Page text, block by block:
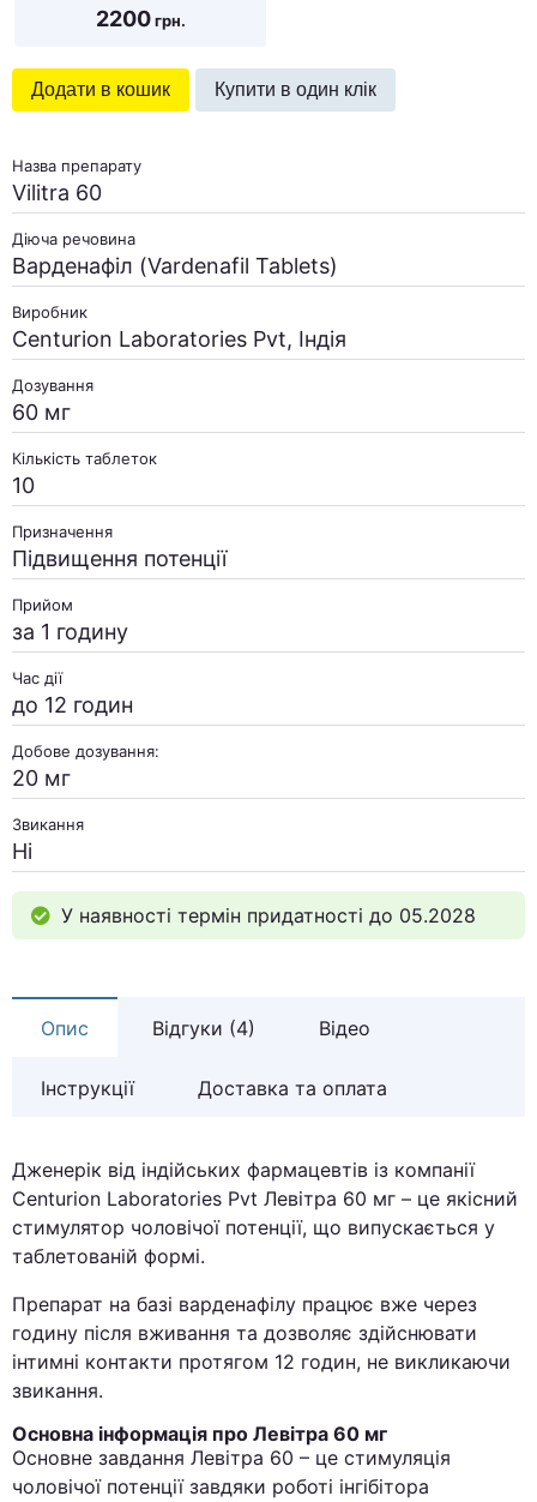
2200
Додати в кошик Купити в один клік
Назва препарату
Vilitra 60
Діюча речовина
Варденафіл (Vardenafil Tablets)
Виробник
Centurion Laboratories Pvt, Індія
Дозування
60 мг
Кількість таблеток
10
Призначення
Підвищення потенції
Прийом
за 1 годину
Час дії
до 12 годин
Добове дозування:
20 мг
Звикання
Ні
У наявності термін придатності до 05.2028
Опис Відгуки (4) Відео
Інструкції Доставка та оплата
Дженерік від індійських фармацевтів із компанії
Centurion Laboratories Pvt Левітра 60 мг – це якісний
стимулятор чоловічої потенції, що випускається у
таблетованій формі.
Препарат на базі варденафілу працює вже через
годину після вживання та дозволяє здійснювати
інтимні контакти протягом 12 годин, не викликаючи
звикання.
Основна інформація про Левітра 60 мг
Основне завдання Левітра 60 – це стимуляція
чоловічої потенції завдяки роботі інгібітора